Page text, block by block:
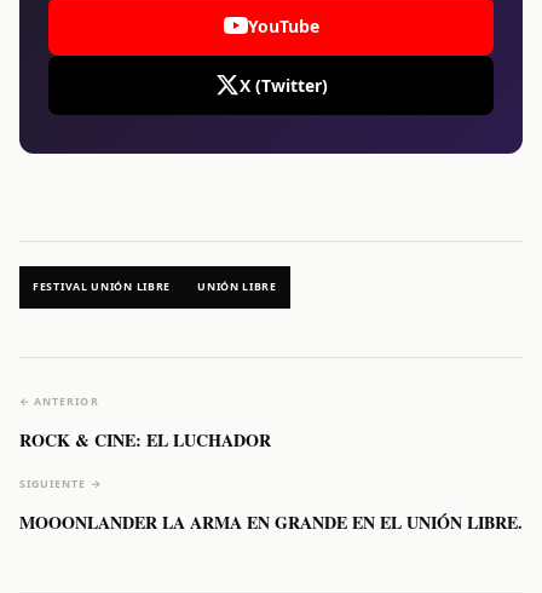
YouTube
X (Twitter)
FESTIVAL UNIÓN LIBRE UNIÓN LIBRE
← ANTERIOR
ROCK & CINE: EL LUCHADOR
SIGUIENTE →
MOOONLANDER LA ARMA EN GRANDE EN EL UNIÓN LIBRE.